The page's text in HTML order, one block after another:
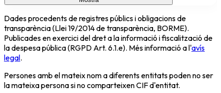
Dades procedents de registres públics i obligacions de
transparència (Llei 19/2014 de transparència, BORME).
Publicades en exercici del dret a la informació i fiscalització de
la despesa pública (RGPD Art. 6.1.e). Més informació a l'avís
legal.
Persones amb el mateix nom a diferents entitats poden no ser
la mateixa persona si no comparteixen CIF d'entitat.